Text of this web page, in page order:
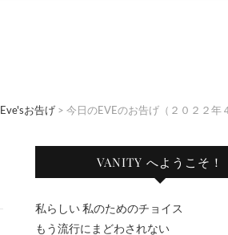
Eve'sお告げ > 今日のEVEのお告げ（２０２２年
VANITY へようこそ！
私らしい 私のためのチョイス
もう流行にまどわされない